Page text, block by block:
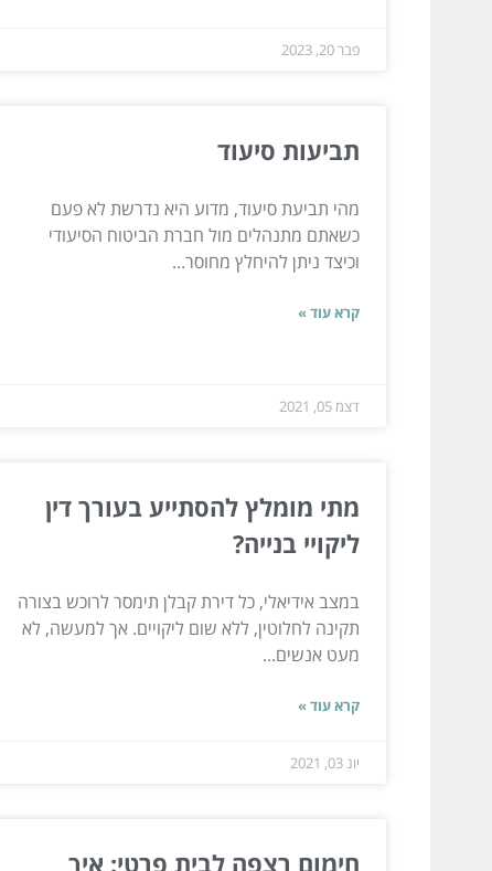
פבר 20, 2023
תביעות סיעוד
מהי תביעת סיעוד, מדוע היא נדרשת לא פעם
כשאתם מתנהלים מול חברת הביטוח הסיעודי
וכיצד ניתן להיחלץ מחוסר...
קרא עוד »
דצמ 05, 2021
מתי מומלץ להסתייע בעורך דין
ליקויי בנייה?
במצב אידיאלי, כל דירת קבלן תימסר לרוכש בצורה
תקינה לחלוטין, ללא שום ליקויים. אך למעשה, לא
מעט אנשים...
קרא עוד »
יונ 03, 2021
חימום רצפה לבית פרטי: איך